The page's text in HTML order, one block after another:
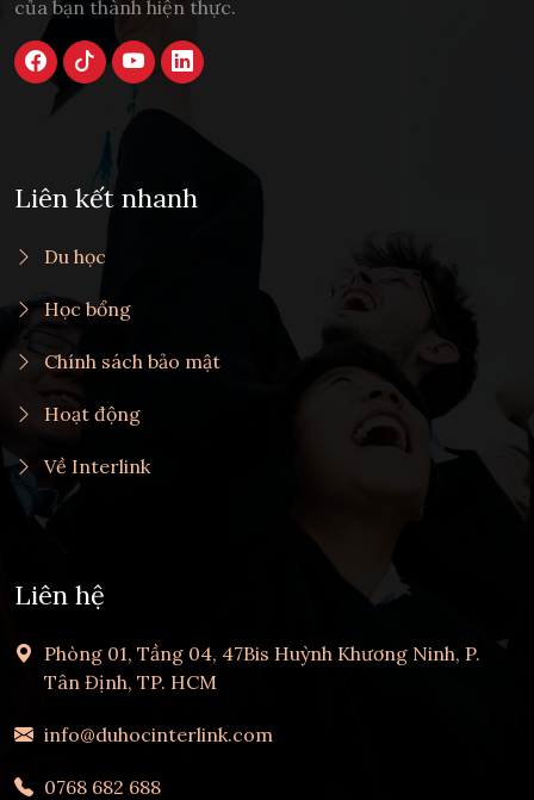
của bạn thành hiện thực.
Liên kết nhanh
Du học
Học bổng
Chính sách bảo mật
Hoạt động
Về Interlink
Liên hệ
Phòng 01, Tầng 04, 47Bis Huỳnh Khương Ninh, P.
Tân Định, TP. HCM
info@duhocinterlink.com
0768 682 688